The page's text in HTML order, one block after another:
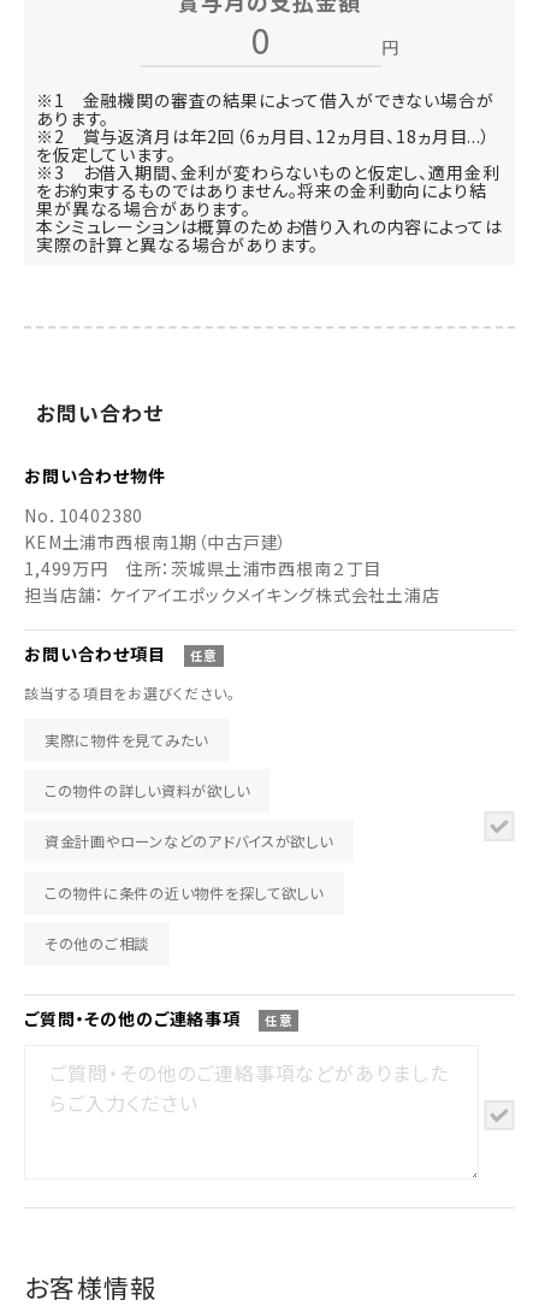
円
※1 金融機関の審査の結果によって借入ができない場合が
あります。
※2 賞与返済月は年2回（6ヵ月目、12ヵ月目、18ヵ月目...）
を仮定しています。
※3 お借入期間、金利が変わらないものと仮定し、適用金利
をお約束するものではありません。将来の金利動向により結
果が異なる場合があります。
本シミュレーションは概算のためお借り入れの内容によっては
実際の計算と異なる場合があります。
お問い合わせ
お問い合わせ物件
No． 10402380
KEM土浦市西根南1期（中古戸建）
1,499万円 住所：茨城県土浦市西根南２丁目
担当店舗： ケイアイエポックメイキング株式会社土浦店
お問い合わせ項目 任意
該当する項目をお選びください。
実際に物件を見てみたい
この物件の詳しい資料が欲しい
資金計画やローンなどのアドバイスが欲しい
この物件に条件の近い物件を探して欲しい
その他のご相談
ご質問・その他のご連絡事項 任意
お客様情報